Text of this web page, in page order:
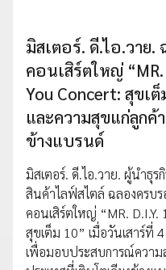
มิสเตอร์. ดี.ไอ.วาย
คอนเสิร์ตใหญ่ “MR.
You Concert: สุขเ
และความสุขแก่ลูกค้
ข้างแบรนด์
มิสเตอร์. ดี.ไอ.วาย. ผู้นำธุ
สินค้าไลฟ์สไตล์ ฉลองครบ
คอนเสิร์ตใหญ่ “MR. D.I.Y.
สุขเต็ม 10” เมื่อวันเสาร์ที่
เพื่อมอบประสบการณ์ควา